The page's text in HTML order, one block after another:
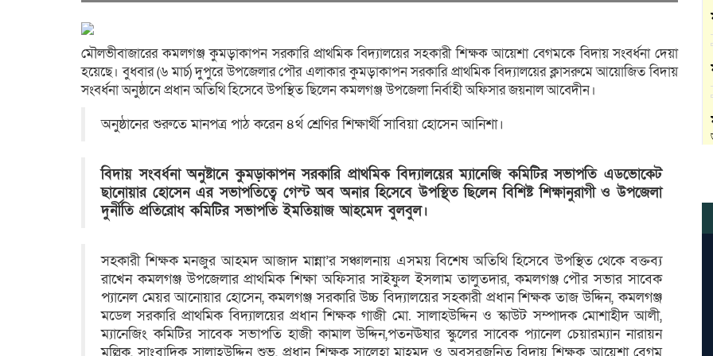
মৌলভীবাজারের কমলগঞ্জ কুমড়াকাপন সরকারি প্রাথমিক বিদ্যালয়ের সহকারী শিক্ষক আয়েশা বেগমকে বিদায় সংবর্ধনা দেয়া
হয়েছে। বুধবার (৬ মার্চ) দুপুরে উপজেলার পৌর এলাকার কুমড়াকাপন সরকারি প্রাথমিক বিদ্যালয়ের ক্লাসরুমে আয়োজিত বিদায়
সংবর্ধনা অনুষ্ঠানে প্রধান অতিথি হিসেবে উপস্থিত ছিলেন কমলগঞ্জ উপজেলা নির্বাহী অফিসার জয়নাল আবেদীন।
অনুষ্ঠানের শুরুতে মানপত্র পাঠ করেন ৪র্থ শ্রেণির শিক্ষার্থী সাবিয়া হোসেন আনিশা।
বিদায় সংবর্ধনা অনুষ্টানে কুমড়াকাপন সরকারি প্রাথমিক বিদ্যালয়ের ম্যানেজি কমিটির সভাপতি এডভোকেট
ছানোয়ার হোসেন এর সভাপতিত্বে গেস্ট অব অনার হিসেবে উপস্থিত ছিলেন বিশিষ্ট শিক্ষানুরাগী ও উপজেলা
দুর্নীতি প্রতিরোধ কমিটির সভাপতি ইমতিয়াজ আহমেদ বুলবুল।
সহকারী শিক্ষক মনজুর আহমদ আজাদ মান্না’র সঞ্চালনায় এসময় বিশেষ অতিথি হিসেবে উপস্থিত থেকে বক্তব্য
রাখেন কমলগঞ্জ উপজেলার প্রাথমিক শিক্ষা অফিসার সাইফুল ইসলাম তালুতদার, কমলগঞ্জ পৌর সভার সাবেক
প্যানেল মেয়র আনোয়ার হোসেন, কমলগঞ্জ সরকারি উচ্চ বিদ্যালয়ের সহকারী প্রধান শিক্ষক তাজ উদ্দিন, কমলগঞ্জ
মডেল সরকারি প্রাথমিক বিদ্যালয়ের প্রধান শিক্ষক গাজী মো. সালাহউদ্দিন ও স্কাউট সম্পাদক মোশাহীদ আলী,
ম্যানেজিং কমিটির সাবেক সভাপতি হাজী কামাল উদ্দিন,পতনঊষার স্কুলের সাবেক প্যানেল চেয়ারম্যান নারায়ন